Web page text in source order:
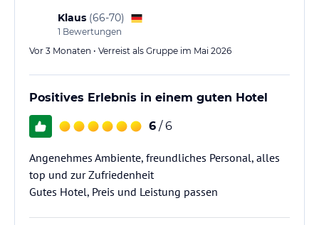
Klaus (66-70)
1 Bewertungen
Vor 3 Monaten • Verreist als Gruppe im Mai 2026
Positives Erlebnis in einem guten Hotel
6 / 6
Angenehmes Ambiente, freundliches Personal, alles
top und zur Zufriedenheit
Gutes Hotel, Preis und Leistung passen